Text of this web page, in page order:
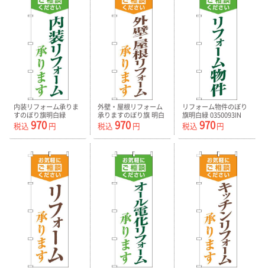
内装リフォーム承りま
すのぼり旗明白緑
0350079IN
税込 970 円
外壁・屋根リフォーム
承りますのぼり旗 明白
オレンジ色 0350092IN
税込 970円
リフォーム物件のぼり
旗明白緑 0350093IN
税込 970円